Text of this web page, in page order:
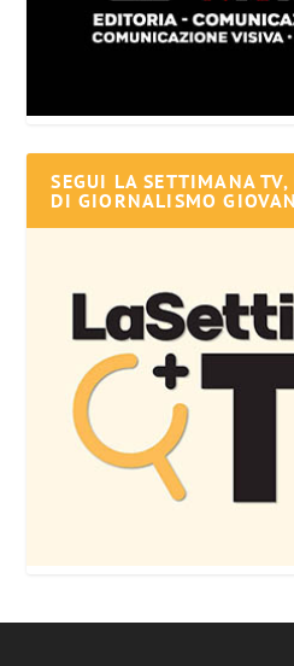
SEGUI LA SETTIMANA
DI GIORNALISMO